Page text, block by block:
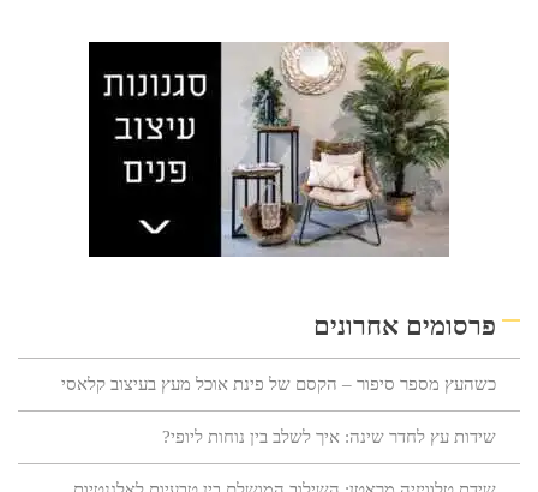
פרסומים אחרונים
כשהעץ מספר סיפור – הקסם של פינת אוכל מעץ בעיצוב קלאסי
שידות עץ לחדר שינה: איך לשלב בין נוחות ליופי?